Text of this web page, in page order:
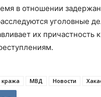
в отношении
уголовные
их причастность
кража МВД Новости